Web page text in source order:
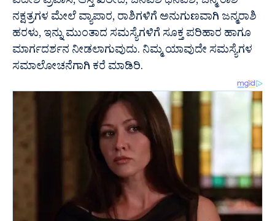
ನಕ್ಷತ್ರಗಳ ಮೇಲೆ ವ್ಯಾಪಾರ, ರಾಶಿಗಳಿಗೆ ಅನುಗುಣವಾಗಿ ಜನ್ಮರಾಶಿ
ಹರಳು, ಇನ್ನು ಮುಂತಾದ ಸಮಸ್ಯೆಗಳಿಗೆ ಸೂಕ್ತ ಪರಿಹಾರ ಹಾಗೂ
ಮಾರ್ಗದರ್ಶನ ನೀಡಲಾಗುವುದು. ನಿಮ್ಮ ಯಾವುದೇ ಸಮಸ್ಯೆಗಳ
ಸಮಾಲೋಚನೆಗಾಗಿ ಕರೆ ಮಾಡಿರಿ.